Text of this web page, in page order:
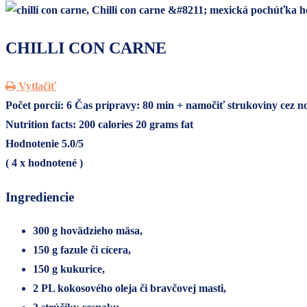
CHILLI CON CARNE
Vytlačiť
Počet porcií: 6 Čas prípravy: 80 min + namočiť strukoviny cez
Nutrition facts: 200 calories 20 grams fat
Hodnotenie 5.0/5
( 4 x hodnotené )
Ingrediencie
300 g hovädzieho mäsa,
150 g fazule či cícera,
150 g kukurice,
2 PL kokosového oleja či bravčovej masti,